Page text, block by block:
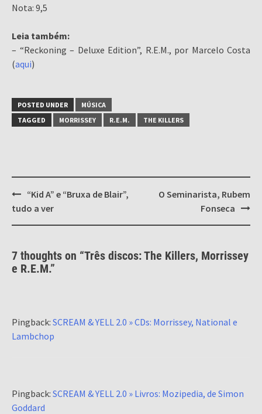
Nota: 9,5
Leia também:
– “Reckoning – Deluxe Edition”, R.E.M., por Marcelo Costa
(aqui)
POSTED UNDER
MÚSICA
TAGGED
MORRISSEY R.E.M. THE KILLERS
Post
navigation
“Kid A” e “Bruxa de Blair”,
tudo a ver
O Seminarista, Rubem
Fonseca
7 thoughts on “Três discos: The Killers, Morrissey
e R.E.M.”
Pingback: SCREAM & YELL 2.0 » CDs: Morrissey, National e
Lambchop
Pingback: SCREAM & YELL 2.0 » Livros: Mozipedia, de Simon
Goddard